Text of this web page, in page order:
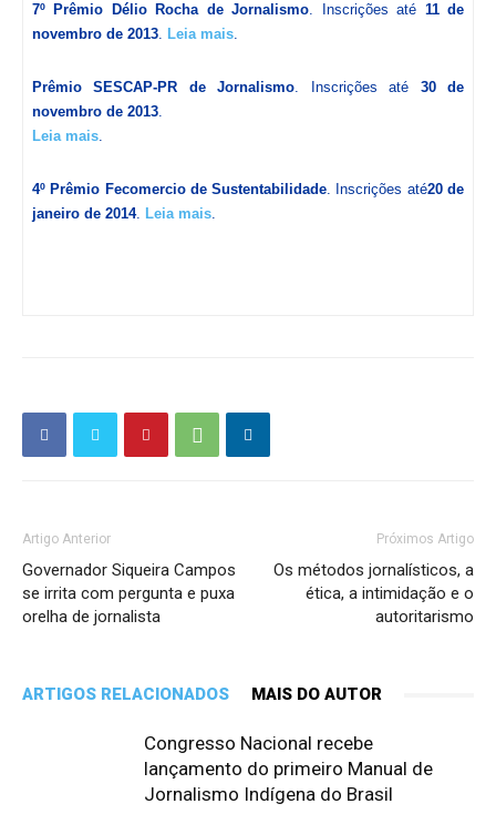
7º Prêmio Délio Rocha de Jornalismo. Inscrições até 11 de
novembro de 2013. Leia mais.
Prêmio SESCAP-PR de Jornalismo. Inscrições até 30 de
novembro de 2013.
Leia mais.
4º Prêmio Fecomercio de Sustentabilidade. Inscrições até20 de
janeiro de 2014. Leia mais.
Artigo Anterior
Governador Siqueira Campos
se irrita com pergunta e puxa
orelha de jornalista
Próximos Artigo
Os métodos jornalísticos, a
ética, a intimidação e o
autoritarismo
ARTIGOS RELACIONADOS MAIS DO AUTOR
Congresso Nacional recebe
lançamento do primeiro Manual de
Jornalismo Indígena do Brasil